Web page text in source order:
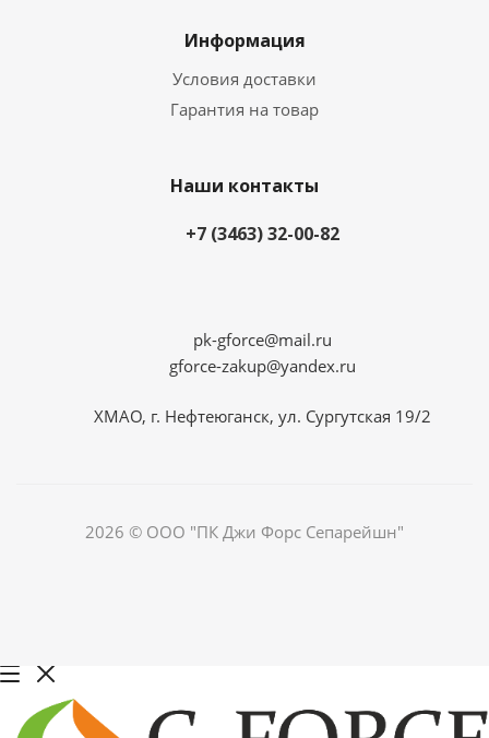
Информация
Условия доставки
Гарантия на товар
Наши контакты
+7 (3463) 32-00-82
pk-gforce@mail.ru
gforce-zakup@yandex.ru
ХМАО, г. Нефтеюганск, ул. Сургутская 19/2
2026 © ООО "ПК Джи Форс Сепарейшн"